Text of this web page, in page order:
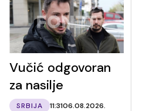
Vučić odgovoran
za nasilje
SRBIJA 11:3106.08.2026.